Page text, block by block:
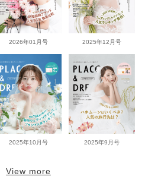
2026年01月号 2025年12月号
2025年10月号 2025年9月号
View more